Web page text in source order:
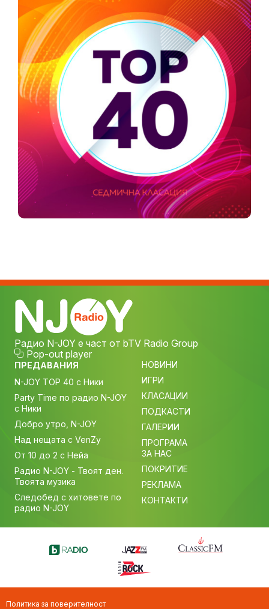
Радио N-JOY е част от bTV Radio Group
Pop-out player
ПРЕДАВАНИЯ
N-JOY TOP 40 с Ники
Party Time по радио N-JOY
с Ники
Добро утро, N-JOY
Над нещата с VenZy
От 10 до 2 с Нейа
Радио N-JOY - Твоят ден.
Твоята музика
Следобед с хитовете по
радио N-JOY
НОВИНИ
ИГРИ
КЛАСАЦИИ
ПОДКАСТИ
ГАЛЕРИИ
ПРОГРАМА
ЗА НАС
ПОКРИТИЕ
РЕКЛАМА
КОНТАКТИ
Политика за поверителност